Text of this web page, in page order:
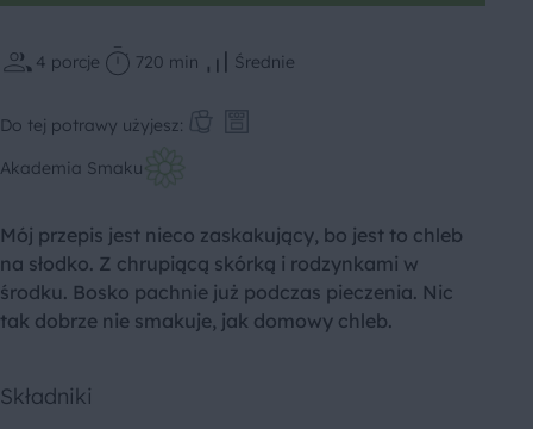
4 porcje 720 min Średnie
Do tej potrawy użyjesz:
Akademia Smaku
Mój przepis jest nieco zaskakujący, bo jest to chleb
na słodko. Z chrupiącą skórką i rodzynkami w
środku. Bosko pachnie już podczas pieczenia. Nic
tak dobrze nie smakuje, jak domowy chleb.
Składniki